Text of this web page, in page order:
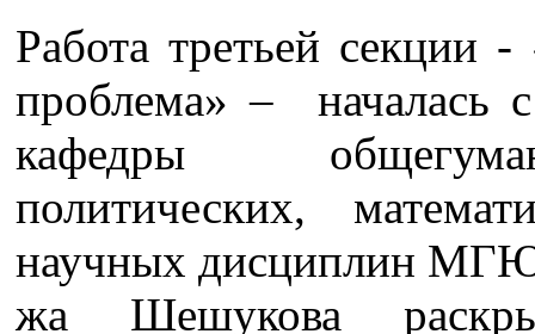
Работа третьей секции -
проблема» – началась
кафедры
политических,
научных дисциплин
жа Шешукова